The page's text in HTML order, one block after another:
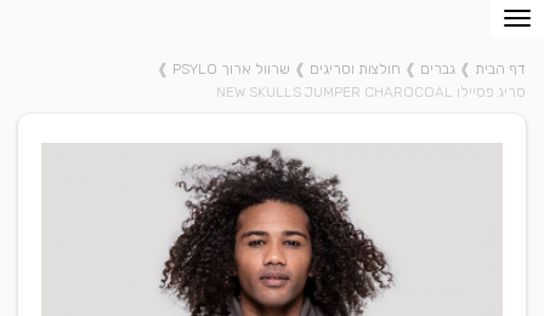
דף הבית ❱ גברים ❱ חולצות וסריגים ❱ שרוול ארוך PSYLO
❱
סריג פסיילו NEW SKULLS JUMPER CHAROCOAL